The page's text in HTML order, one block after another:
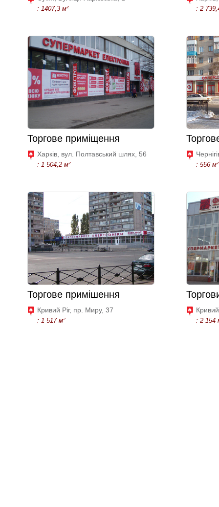
: 1407,3 м² : 2
Торгове приміщення
Харків, вул. Полтавський шлях, 56
: 1 504,2 м² : 556 м²
Торгове примішення
Кривий Ріг, пр. Миру, 37
: 1 517 м² : 2 154